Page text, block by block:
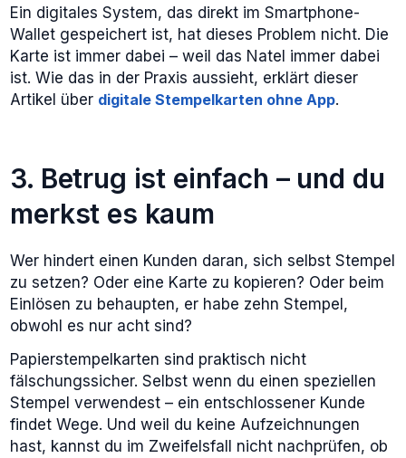
Ein digitales System, das direkt im Smartphone-
Wallet gespeichert ist, hat dieses Problem nicht. Die
Karte ist immer dabei – weil das Natel immer dabei
ist. Wie das in der Praxis aussieht, erklärt dieser
Artikel über digitale Stempelkarten ohne App.
3. Betrug ist einfach – und du
merkst es kaum
Wer hindert einen Kunden daran, sich selbst Stempel
zu setzen? Oder eine Karte zu kopieren? Oder beim
Einlösen zu behaupten, er habe zehn Stempel,
obwohl es nur acht sind?
Papierstempelkarten sind praktisch nicht
fälschungssicher. Selbst wenn du einen speziellen
Stempel verwendest – ein entschlossener Kunde
findet Wege. Und weil du keine Aufzeichnungen
hast, kannst du im Zweifelsfall nicht nachprüfen, ob